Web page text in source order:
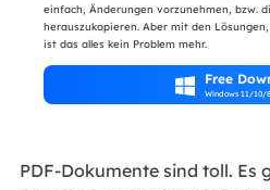
einfach, Änderungen vorzunehmen, bzw.
herauszukopieren. Aber mit den
ist das alles kein Problem mehr.
 Free
Windows 11/10/
PDF-Dokumente sind toll. Es